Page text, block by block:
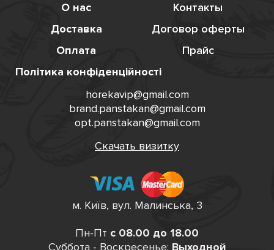
Пн-Пт с 08.00 до 18.00
Суббота - Воскресенье: Выходной
О нас
Контакты
Доставка
Договор оферты
Оплата
Прайс
Політика конфіденційності
horekavip@gmail.com
brand.panstakan@gmail.com
opt.panstakan@gmail.com
Скачать визитку
м. Київ, вул. Малинська, 3